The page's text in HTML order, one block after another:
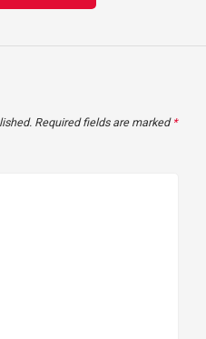
Required fields are marked *